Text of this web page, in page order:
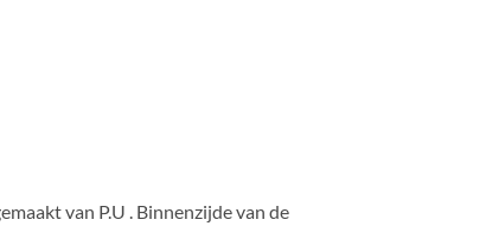
van P.U . Binnenzijde van de